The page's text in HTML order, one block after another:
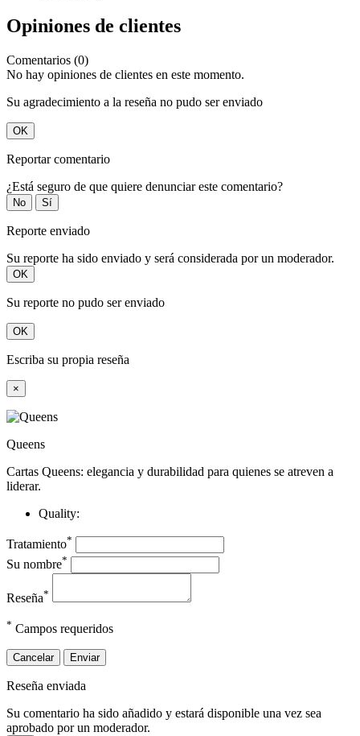
Opiniones de clientes
Comentarios (0)
No hay opiniones de clientes en este momento.
Su agradecimiento a la reseña no pudo ser enviado
OK
Reportar comentario
¿Está seguro de que quiere denunciar este comentario?
No Sí
Reporte enviado
Su reporte ha sido enviado y será considerada por un moderador.
OK
Su reporte no pudo ser enviado
OK
Escriba su propia reseña
×
Queens
Cartas Queens: elegancia y durabilidad para quienes se atreven a
liderar.
Quality:
Tratamiento*
Su nombre*
Reseña*
* Campos requeridos
Cancelar Enviar
Reseña enviada
Su comentario ha sido añadido y estará disponible una vez sea
aprobado por un moderador.